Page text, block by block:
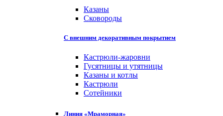
Казаны
Сковороды
С внешним декоративным покрытием
Кастрюли-жаровни
Гусятницы и утятницы
Казаны и котлы
Кастрюли
Сотейники
Линия «Мраморная»